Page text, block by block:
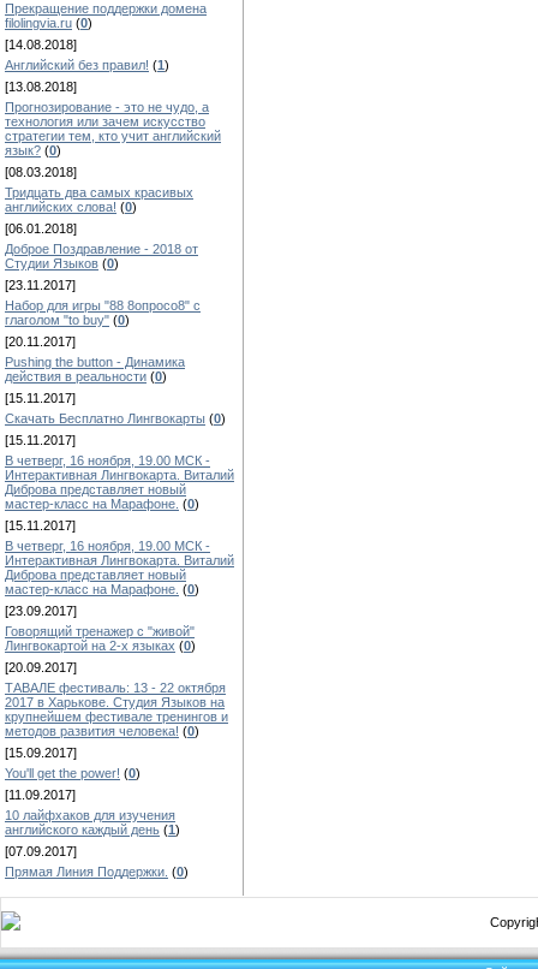
Прекращение поддержки домена
filolingvia.ru (0)
[14.08.2018]
Английский без правил! (1)
[13.08.2018]
Прогнозирование - это не чудо, а
технология или зачем искусство
стратегии тем, кто учит английский
язык? (0)
[08.03.2018]
Тридцать два самых красивых
английских слова! (0)
[06.01.2018]
Доброе Поздравление - 2018 от
Студии Языков (0)
[23.11.2017]
Набор для игры "88 8опросо8" с
глаголом "to buy" (0)
[20.11.2017]
Pushing the button - Динамика
действия в реальности (0)
[15.11.2017]
Скачать Бесплатно Лингвокарты (0)
[15.11.2017]
В четверг, 16 ноября, 19.00 МСК -
Интерактивная Лингвокарта. Виталий
Диброва представляет новый
мастер-класс на Марафоне. (0)
[15.11.2017]
В четверг, 16 ноября, 19.00 МСК -
Интерактивная Лингвокарта. Виталий
Диброва представляет новый
мастер-класс на Марафоне. (0)
[23.09.2017]
Говорящий тренажер с "живой"
Лингвокартой на 2-х языках (0)
[20.09.2017]
ТАВАЛЕ фестиваль: 13 - 22 октября
2017 в Харькове. Студия Языков на
крупнейшем фестивале тренингов и
методов развития человека! (0)
[15.09.2017]
You'll get the power! (0)
[11.09.2017]
10 лайфхаков для изучения
английского каждый день (1)
[07.09.2017]
Прямая Линия Поддержки. (0)